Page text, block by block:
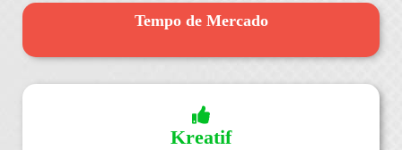
Tempo de Mercado
Kreatif